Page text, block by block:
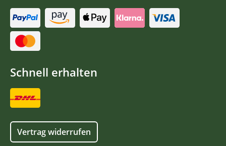
Schnell erhalten
Vertrag widerrufen